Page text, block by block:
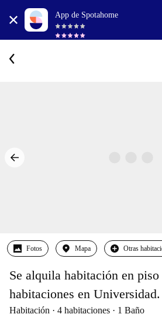
App de Spotahome
Fotos Mapa Otras
Se alquila habitación en
habitaciones en Universidad.
Habitación 4 habitaciones 1 Baño